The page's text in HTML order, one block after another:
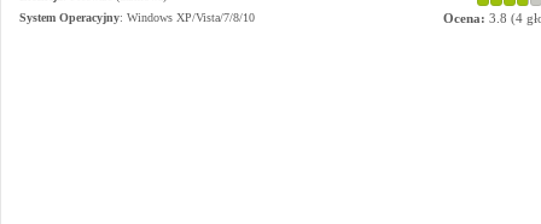
System Operacyjny: Windows XP/Vista/7/8/10 Ocena: 3.8 (4